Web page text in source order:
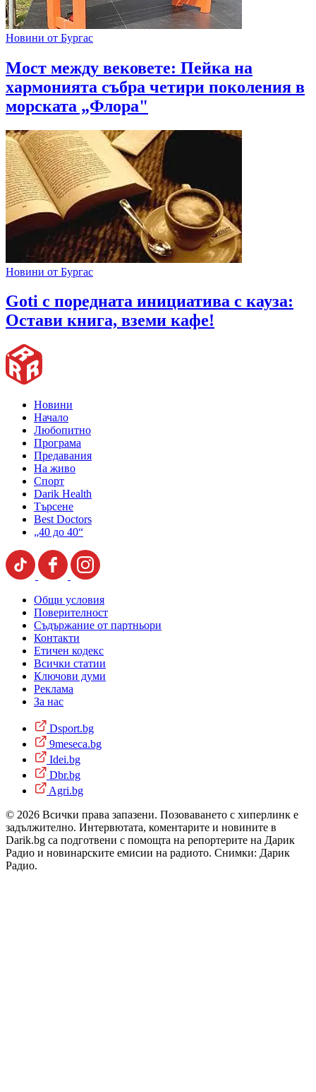
Новини от Бургас
Мост между вековете: Пейка на
хармонията събра четири поколения в
морската „Флора"
Новини от Бургас
Goti с поредната инициатива с кауза:
Остави книга, вземи кафе!
Новини
Начало
Любопитно
Програма
Предавания
На живо
Спорт
Darik Health
Търсене
Best Doctors
„40 до 40“
Общи условия
Поверителност
Съдържание от партньори
Контакти
Етичен кодекс
Всички статии
Ключови думи
Реклама
За нас
Dsport.bg
9meseca.bg
Idei.bg
Dbr.bg
Agri.bg
© 2026 Всички права запазени. Позоваването с хиперлинк е
задължително. Интервютата, коментарите и новините в
Darik.bg са подготвени с помощта на репортерите на Дарик
Радио и новинарските емисии на радиото. Снимки: Дарик
Радио.